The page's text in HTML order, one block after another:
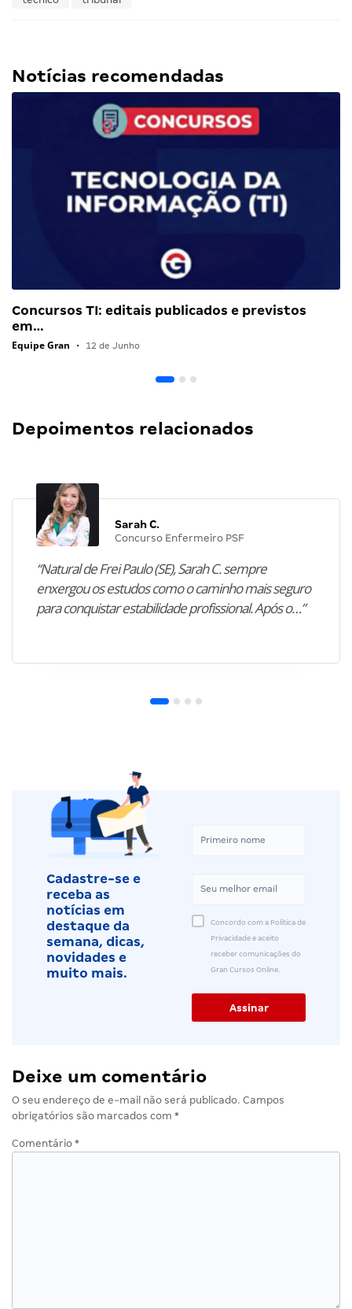
Notícias recomendadas
Concursos TI: editais publicados e previstos
em…
Equipe Gran • 12 de Junho
Depoimentos relacionados
Sarah C.
Concurso Enfermeiro PSF
“Natural de Frei Paulo (SE), Sarah C. sempre
enxergou os estudos como o caminho mais seguro
para conquistar estabilidade profissional. Após o…”
Cadastre-se e
receba as
notícias em
destaque da
semana, dicas,
novidades e
muito mais.
Concordo com a Política de
Privacidade e aceito
receber comunicações do
Gran Cursos Online.
Deixe um comentário
O seu endereço de e-mail não será publicado. Campos
obrigatórios são marcados com *
Comentário *